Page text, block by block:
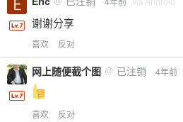
4年前 via Android
谢谢分享
喜欢 反对
网上随便截个图 @ 已注销 4年前
喜欢 反对